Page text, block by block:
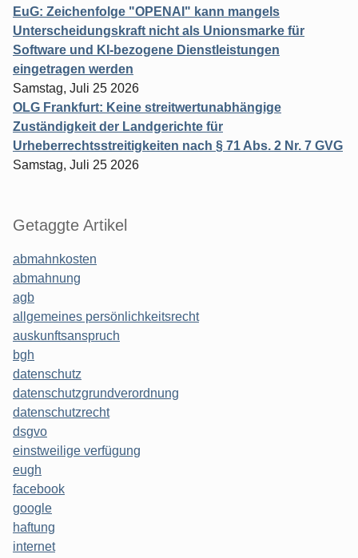
EuG: Zeichenfolge "OPENAI" kann mangels
Unterscheidungskraft nicht als Unionsmarke für
Software und KI-bezogene Dienstleistungen
eingetragen werden
Samstag, Juli 25 2026
OLG Frankfurt: Keine streitwertunabhängige
Zuständigkeit der Landgerichte für
Urheberrechtsstreitigkeiten nach § 71 Abs. 2 Nr. 7 GVG
Samstag, Juli 25 2026
Getaggte Artikel
abmahnkosten
abmahnung
agb
allgemeines persönlichkeitsrecht
auskunftsanspruch
bgh
datenschutz
datenschutzgrundverordnung
datenschutzrecht
dsgvo
einstweilige verfügung
eugh
facebook
google
haftung
internet